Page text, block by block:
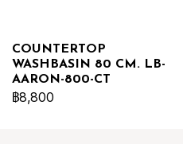
COUNTERTOP
WASHBASIN 80 CM. LB-
AARON-800-CT
฿8,800